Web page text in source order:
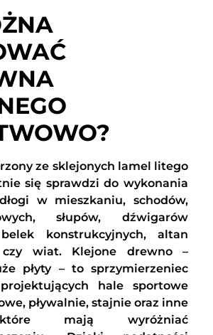
ze sklejonych lamel litego
się sprawdzi do wykonania
w mieszkaniu, schodów,
słupów, dźwigarów
konstrukcyjnych, altan
czy wiat. Klejone drewno –
płyty – to sprzymierzeniec
hale sportowe
pływalnie, stajnie oraz inne
mają wyróżniać